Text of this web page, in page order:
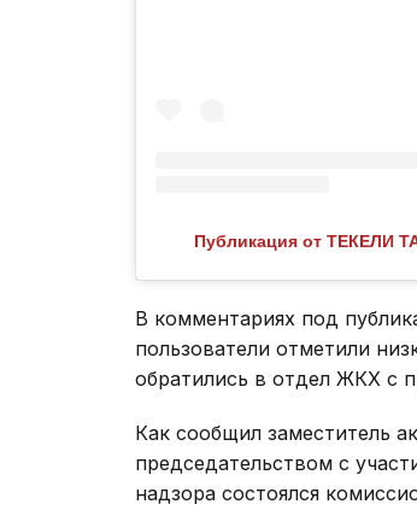
Публикация от ТЕКЕЛИ
В комментариях под
пользователи отметили
обратились в отдел ЖКХ с
Как сообщил заместитель
председательством с
надзора состоялся